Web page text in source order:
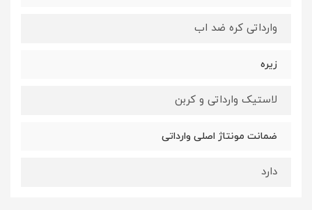
وارداتی کره ضد اب
زیره
لاستیک وارداتی و کربن
ضمانت مونتاژ اصلی وارداتی
دارد